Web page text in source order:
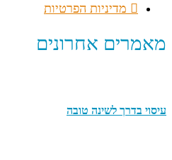
מדיניות הפרטיות
מאמרים אחרונים
עיסוי בדרך לשינה טובה